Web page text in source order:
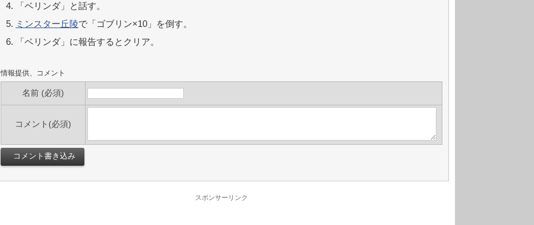
「ベリンダ」と話す。
ミンスター丘陵で「ゴブリン×10」を倒す。
「ベリンダ」に報告するとクリア。
情報提供、コメント
名前 (必須)
コメント(必須)
スポンサーリンク